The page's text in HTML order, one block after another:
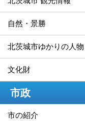
自然・景勝
北茨城市ゆかりの人物
文化財
市政
市の紹介